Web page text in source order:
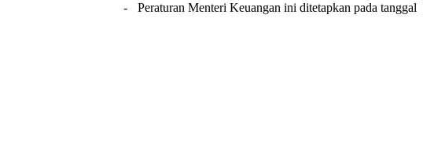
-
Peraturan Menteri Keuangan ini ditetapkan pada tanggal